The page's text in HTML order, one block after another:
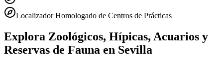
Localizador Homologado de Centros de Prácticas
Explora Zoológicos, Hípicas, Acuarios y
Reservas de Fauna en Sevilla